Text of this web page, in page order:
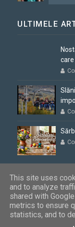
ULTIMELE
Blogul lui Constantin
This site uses
and to analyze
shared with
metrics to ensure
statistics, and to